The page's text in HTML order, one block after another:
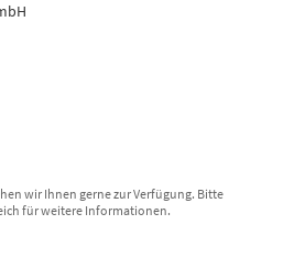
wir Ihnen gerne zur Verfügung. Bitte
für weitere Informationen.